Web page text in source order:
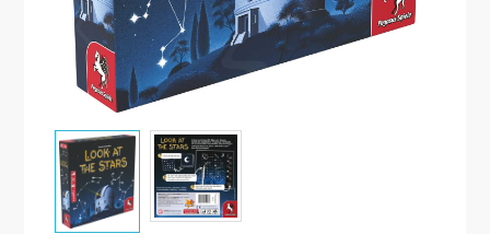
Spielzubehör
Tabletop
Würfel